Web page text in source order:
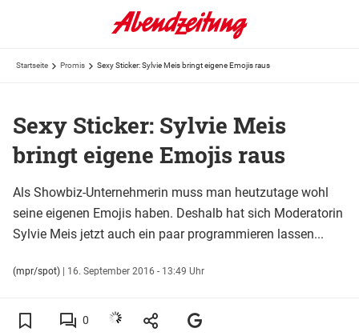
Startseite Promis Sexy Sticker: Sylvie Meis bringt eigene Emojis raus
Sexy Sticker: Sylvie Meis
bringt eigene Emojis raus
Als Showbiz-Unternehmerin muss man heutzutage wohl
seine eigenen Emojis haben. Deshalb hat sich Moderatorin
Sylvie Meis jetzt auch ein paar programmieren lassen...
(mpr/spot) | 16. September 2016 - 13:49 Uhr
0